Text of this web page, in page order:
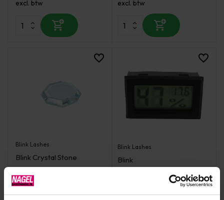
excl. btw excl. btw
Blink Lashes
Blink Crystal Stone
Op voorraad
Blink Lashes
Blink
Luchtvochtigheidsmeter
Op voorraad